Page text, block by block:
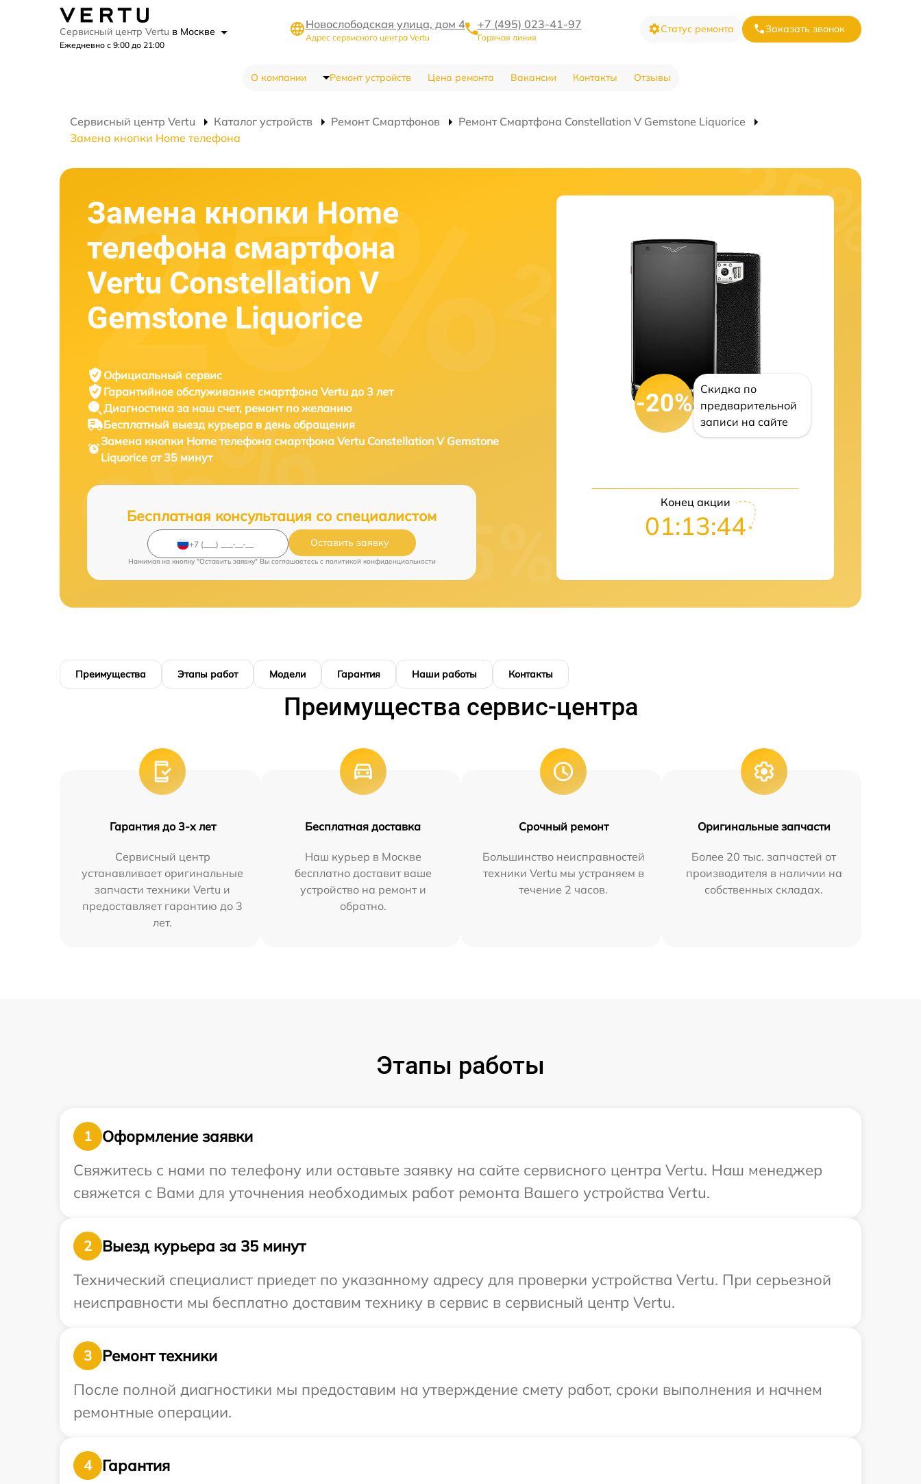
Сервисный центр Vertu в Москве
Ежедневно с 9:00 до 21:00
Новослободская улица, дом 4
Адрес сервисного центра Vertu
+7 (495) 023-41-97
Горячая линия
Статус ремонта Заказать звонок
О компании Ремонт устройств Цена ремонта Вакансии Контакты Отзывы
Сервисный центр Vertu Каталог устройств Ремонт Смартфонов
Ремонт Смартфона Constellation V Gemstone Liquorice
Замена кнопки Home телефона
Замена кнопки Home
телефона смартфона
Vertu Constellation V
Gemstone Liquorice
Официальный сервис
Гарантийное обслуживание смартфона Vertu до 3 лет
Диагностика за наш счет, ремонт по желанию
Бесплатный выезд курьера в день обращения
Замена кнопки Home телефона смартфонаVertu Constellation V Gemstone
Liquorice от 35 минут
Бесплатная консультация со специалистом
Оставить заявку
Нажимая на кнопку "Оставить заявку" Вы соглашаетесь c политикой конфиденциальности
-20%
Скидка по
предварительной
записи на сайте
Конец акции
01:13:43
Преимущества Этапы работ Модели Гарантия Наши работы Контакты
Преимущества сервис-центра
Гарантия до 3-х лет
Сервисный центр
устанавливает оригинальные
запчасти техники Vertu и
предоставляет гарантию до 3
лет.
Бесплатная доставка
Наш курьер в Москве
бесплатно доставит ваше
устройство на ремонт и
обратно.
Срочный ремонт
Большинство неисправностей
техники Vertu мы устраняем в
течение 2 часов.
Оригинальные запчасти
Более 20 тыс. запчастей от
производителя в наличии на
собственных складах.
Этапы работы
1
Оформление заявки
Свяжитесь с нами по телефону или оставьте заявку на сайте сервисного центра Vertu. Наш менеджер
свяжется с Вами для уточнения необходимых работ ремонта Вашего устройства Vertu.
2
Выезд курьера за 35 минут
Технический специалист приедет по указанному адресу для проверки устройства Vertu. При серьезной
неисправности мы бесплатно доставим технику в сервис в сервисный центр Vertu.
3
Ремонт техники
После полной диагностики мы предоставим на утверждение смету работ, сроки выполнения и начнем
ремонтные операции.
4
Гарантия